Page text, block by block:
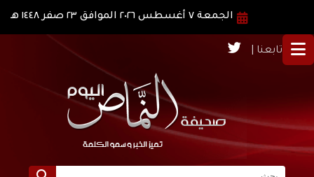
الجمعة ٧ أغسطس ٢٠٢٦ الموافق ٢٣ صفر ١٤٤٨ هـ
تابعنا |